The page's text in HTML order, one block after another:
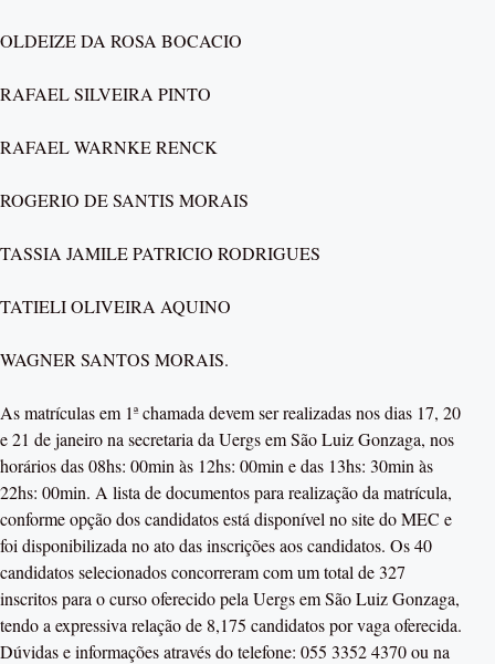
OLDEIZE DA ROSA BOCACIO
RAFAEL SILVEIRA PINTO
RAFAEL WARNKE RENCK
ROGERIO DE SANTIS MORAIS
TASSIA JAMILE PATRICIO RODRIGUES
TATIELI OLIVEIRA AQUINO
WAGNER SANTOS MORAIS.
As matrículas em 1ª chamada devem ser realizadas nos dias 17, 20
e 21 de janeiro na secretaria da Uergs em São Luiz Gonzaga, nos
horários das 08hs: 00min às 12hs: 00min e das 13hs: 30min às
22hs: 00min. A lista de documentos para realização da matrícula,
conforme opção dos candidatos está disponível no site do MEC e
foi disponibilizada no ato das inscrições aos candidatos. Os 40
candidatos selecionados concorreram com um total de 327
inscritos para o curso oferecido pela Uergs em São Luiz Gonzaga,
tendo a expressiva relação de 8,175 candidatos por vaga oferecida.
Dúvidas e informações através do telefone: 055 3352 4370 ou na